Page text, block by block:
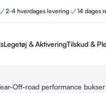
2-4 hverdages levering 14 dages
Legetøj & AktiveringTilskud &
Off-road performance